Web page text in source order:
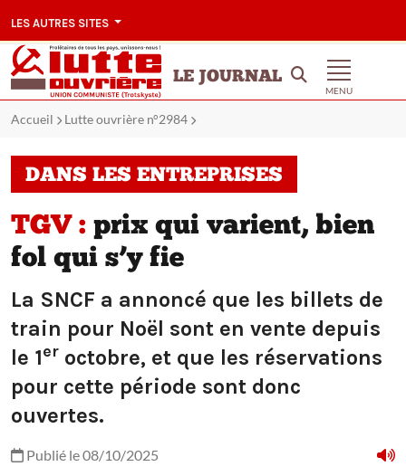
LES AUTRES SITES
LE JOURNAL
MENU
Accueil Lutte ouvrière n°2984
DANS LES ENTREPRISES
TGV : prix qui varient, bien
fol qui s’y fie
La SNCF a annoncé que les billets de
train pour Noël sont en vente depuis
le 1er octobre, et que les réservations
pour cette période sont donc
ouvertes.
Publié le 08/10/2025